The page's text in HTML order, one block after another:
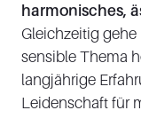
harmonisches,
Gleichzeitig
sensible Thema
langjährige
Leidenschaft für